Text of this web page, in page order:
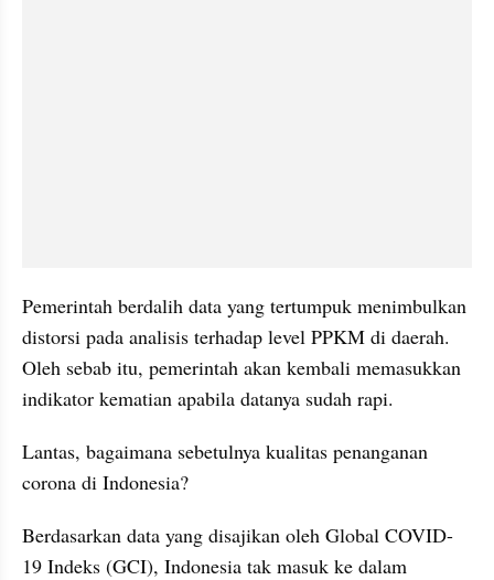
Pemerintah berdalih data yang tertumpuk menimbulkan
distorsi pada analisis terhadap level PPKM di daerah.
Oleh sebab itu, pemerintah akan kembali memasukkan
indikator kematian apabila datanya sudah rapi.
Lantas, bagaimana sebetulnya kualitas penanganan
corona di Indonesia?
Berdasarkan data yang disajikan oleh Global COVID-
19 Indeks (GCI), Indonesia tak masuk ke dalam